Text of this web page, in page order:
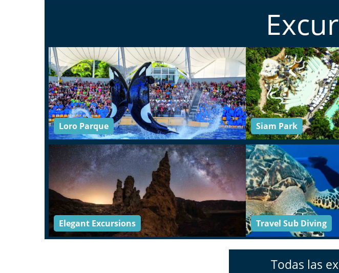
Loro Parque Siam Park
Elegant Excursions Travel Sub Diving
Todas las